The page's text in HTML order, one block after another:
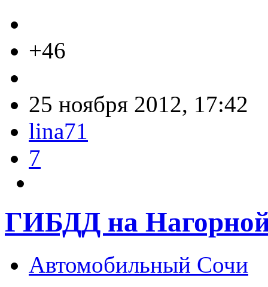
+46
25 ноября 2012, 17:42
lina71
7
ГИБДД на
Автомобильный Сочи